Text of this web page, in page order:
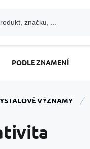
PODLE ZNAMENÍ
VÝZNAMY